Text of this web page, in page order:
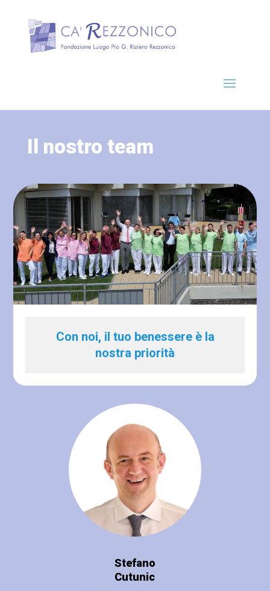
Il nostro team
Con noi, il tuo benessere è la
nostra priorità
Stefano
Cutunic